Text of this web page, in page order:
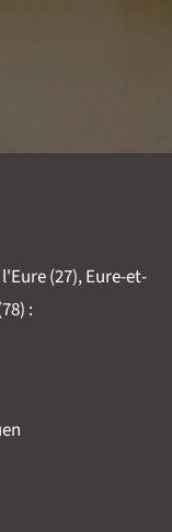
(27), Eure-et-
: